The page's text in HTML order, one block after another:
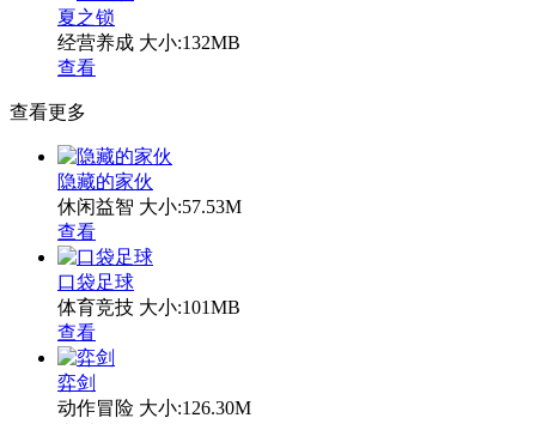
夏之锁
经营养成 大小:132MB
查看
查看更多
隐藏的家伙
休闲益智 大小:57.53M
查看
口袋足球
体育竞技 大小:101MB
查看
弈剑
动作冒险 大小:126.30M